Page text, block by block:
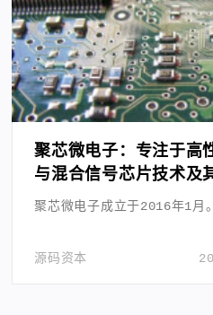
聚芯微电子：专注于高
与混合信号芯片技术及
聚芯微电子成立于2016年1月。
源码资本